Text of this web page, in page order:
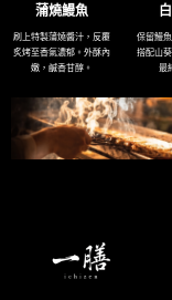
蒲燒鰻魚
刷上特製蒲燒醬汁，反覆
炙烤至香氣濃郁。外酥內
嫩，鹹香甘醇。
保留鰻
搭配山
最